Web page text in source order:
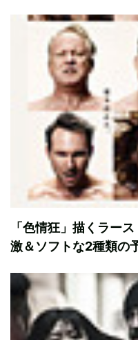
「色情狂」描くラー
激＆ソフトな2種類の